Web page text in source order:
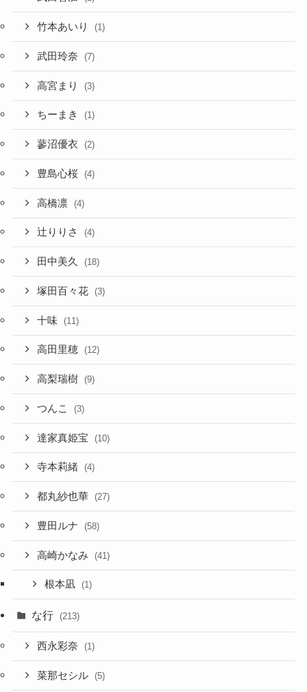
竹本あいり (1)
武田玲奈 (7)
高宮まり (3)
ちーまき (1)
蓼沼優衣 (2)
豊島心桜 (4)
高橋凛 (4)
辻りりさ (4)
田中美久 (18)
塚田百々花 (3)
十味 (11)
高田里穂 (12)
高梨瑞樹 (9)
つんこ (3)
達家真姫宝 (10)
寺本莉緒 (4)
都丸紗也華 (27)
豊田ルナ (58)
高崎かなみ (41)
根本凪 (1)
な行 (213)
西永彩奈 (1)
菜那セシル (5)